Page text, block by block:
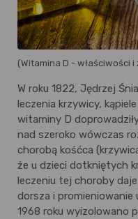
(Witamina D - właściwości
W roku 1822, Jędrzej
leczenia krzywicy,
witaminy D
nad szeroko wówczas
chorobą kośćca
że u dzieci dotkniętych
leczeniu tej choroby
dorsza i
1968 roku wyizolowano